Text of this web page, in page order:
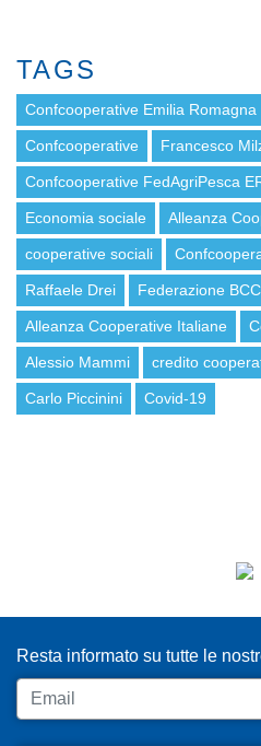
TAGS
Confcooperative Emilia Romagna
Confcooperative Francesco
Confcooperative FedAgriPesca
Economia sociale Alleanza
cooperative sociali
Raffaele Drei Federazione
Alleanza Cooperative Italiane
Alessio Mammi credito
Carlo Piccinini Covid-19
Resta informato su tutte le
Email